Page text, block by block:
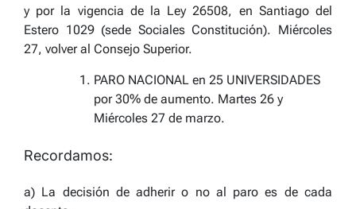
y por la vigencia de la Ley 26508, en Santiago del
Estero 1029 (sede Sociales Constitución). Miércoles
27, volver al Consejo Superior.
PARO NACIONAL en 25 UNIVERSIDADES
por 30% de aumento. Martes 26 y
Miércoles 27 de marzo.
Recordamos:
a) La decisión de adherir o no al paro es de cada